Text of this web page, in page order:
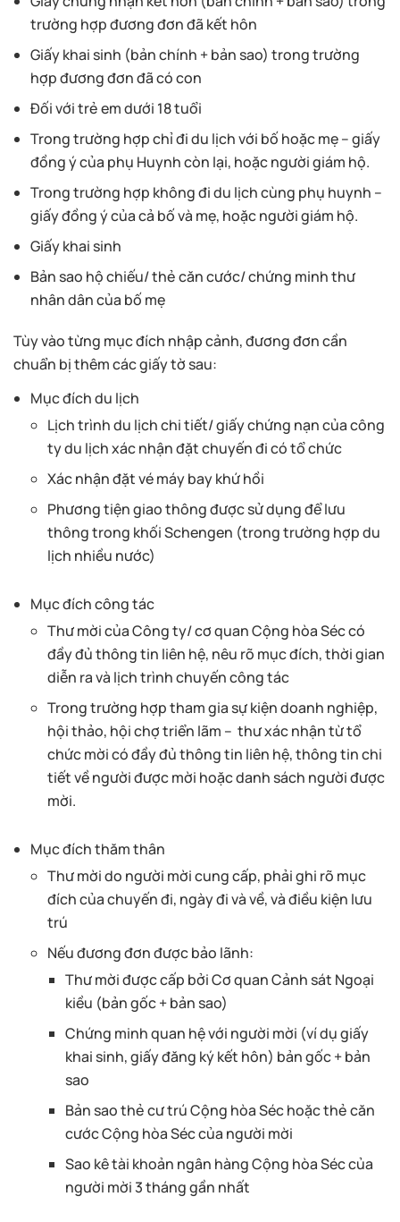
trường hợp đương đơn đã kết hôn
Giấy khai sinh (bản chính + bản sao) trong trường
hợp đương đơn đã có con
Đối với trẻ em dưới 18 tuổi
Trong trường hợp chỉ đi du lịch với bố hoặc mẹ – giấy
đồng ý của phụ Huynh còn lại, hoặc người giám hộ.
Trong trường hợp không đi du lịch cùng phụ huynh –
giấy đồng ý của cả bố và mẹ, hoặc người giám hộ.
Giấy khai sinh
Bản sao hộ chiếu/ thẻ căn cước/ chứng minh thư
nhân dân của bố mẹ
Tùy vào từng mục đích nhập cảnh, đương đơn cần
chuẩn bị thêm các giấy tờ sau:
Mục đích du lịch
Lịch trình du lịch chi tiết/ giấy chứng nạn của công
ty du lịch xác nhận đặt chuyến đi có tổ chức
Xác nhận đặt vé máy bay khứ hồi
Phương tiện giao thông được sử dụng để lưu
thông trong khối Schengen (trong trường hợp du
lịch nhiều nước)
Mục đích công tác
Thư mời của Công ty/ cơ quan Cộng hòa Séc có
đầy đủ thông tin liên hệ, nêu rõ mục đích, thời gian
diễn ra và lịch trình chuyến công tác
Trong trường hợp tham gia sự kiện doanh nghiệp,
hội thảo, hội chợ triển lãm – thư xác nhận từ tổ
chức mời có đầy đủ thông tin liên hệ, thông tin chi
tiết về người được mời hoặc danh sách người được
mời.
Mục đích thăm thân
Thư mời do người mời cung cấp, phải ghi rõ mục
đích của chuyến đi, ngày đi và về, và điều kiện lưu
trú
Nếu đương đơn được bảo lãnh:
Thư mời được cấp bởi Cơ quan Cảnh sát Ngoại
kiều (bản gốc + bản sao)
Chứng minh quan hệ với người mời (ví dụ giấy
khai sinh, giấy đăng ký kết hôn) bản gốc + bản
sao
Bản sao thẻ cư trú Cộng hòa Séc hoặc thẻ căn
cước Cộng hòa Séc của người mời
Sao kê tài khoản ngân hàng Cộng hòa Séc của
người mời 3 tháng gần nhất